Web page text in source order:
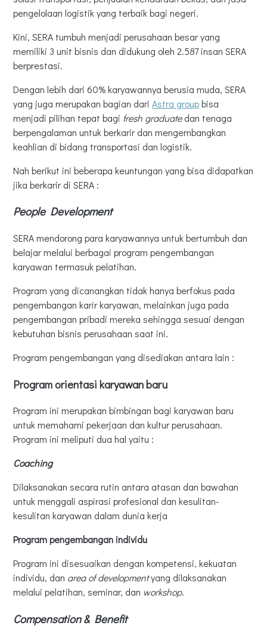
pengelolaan logistik yang terbaik bagi negeri.
Kini, SERA tumbuh menjadi perusahaan besar yang
memiliki 3 unit bisnis dan didukung oleh 2.587 insan SERA
berprestasi.
Dengan lebih dari 60% karyawannya berusia muda, SERA
yang juga merupakan bagian dari Astra groupbisa
menjadi pilihan tepat bagi fresh graduatedan tenaga
berpengalaman untuk berkarir dan mengembangkan
keahlian di bidang transportasi dan logistik.
Nah berikut ini beberapa keuntungan yang bisa didapatkan
jika berkarir di SERA :
People Development
SERA mendorong para karyawannya untuk bertumbuh dan
belajar melalui berbagai program pengembangan
karyawan termasuk pelatihan.
Program yang dicanangkan tidak hanya berfokus pada
pengembangan karir karyawan, melainkan juga pada
pengembangan pribadi mereka sehingga sesuai dengan
kebutuhan bisnis perusahaan saat ini.
Program pengembangan yang disediakan antara lain :
Program orientasi karyawan baru
Program ini merupakan bimbingan bagi karyawan baru
untuk memahami pekerjaan dan kultur perusahaan.
Program ini meliputi dua hal yaitu :
Coaching
Dilaksanakan secara rutin antara atasan dan bawahan
untuk menggali aspirasi profesional dan kesulitan-
kesulitan karyawan dalam dunia kerja
Program pengembangan individu
Program ini disesuaikan dengan kompetensi, kekuatan
individu, dan area of developmentyang dilaksanakan
melalui pelatihan, seminar, dan workshop.
Compensation & Benefit